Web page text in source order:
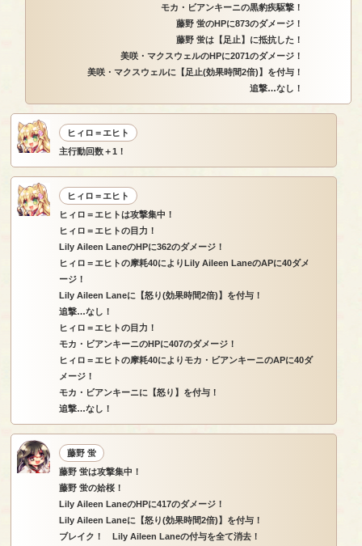
モカ・ビアンキーニの黒豹疾駆撃！
藤野 蛍のHPに873のダメージ！
藤野 蛍は【足止】に抵抗した！
美咲・マクスウェルのHPに2071のダメージ！
美咲・マクスウェルに【足止(効果時間2倍)】を付与！
追撃…なし！
ヒィロ＝エヒト
主行動回数＋1！
ヒィロ＝エヒト
ヒィロ＝エヒトは攻撃集中！
ヒィロ＝エヒトの目力！
Lily Aileen LaneのHPに362のダメージ！
ヒィロ＝エヒトの摩耗40によりLily Aileen LaneのAPに40ダメ
ージ！
Lily Aileen Laneに【怒り(効果時間2倍)】を付与！
追撃…なし！
ヒィロ＝エヒトの目力！
モカ・ビアンキーニのHPに407のダメージ！
ヒィロ＝エヒトの摩耗40によりモカ・ビアンキーニのAPに40ダ
メージ！
モカ・ビアンキーニに【怒り】を付与！
追撃…なし！
藤野 蛍
藤野 蛍は攻撃集中！
藤野 蛍の姶桜！
Lily Aileen LaneのHPに417のダメージ！
Lily Aileen Laneに【怒り(効果時間2倍)】を付与！
ブレイク！ Lily Aileen Laneの付与を全て消去！